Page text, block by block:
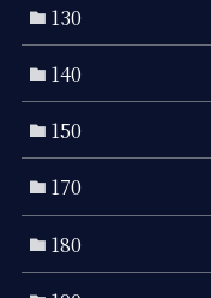
130
140
150
170
180